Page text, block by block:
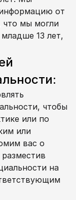
от
что мы могли
13 лет,
чтобы
или по
или
вас о
на